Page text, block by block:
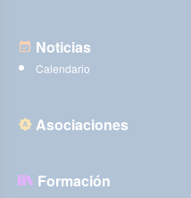
Noticias
Calendario
Asociaciones
Formación